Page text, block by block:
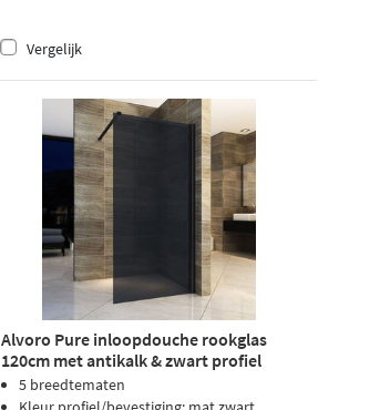
Vergelijk
Alvoro Pure inloopdouche rookglas
120cm met antikalk & zwart profiel
5 breedtematen